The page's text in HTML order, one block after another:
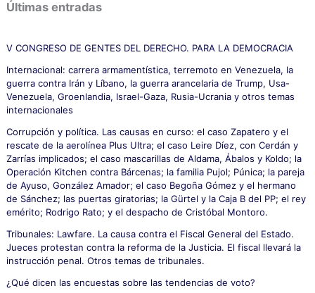
a
p
r
:
Últimas entradas
V CONGRESO DE GENTES DEL DERECHO. PARA LA DEMOCRACIA
Internacional: carrera armamentística, terremoto en Venezuela, la
guerra contra Irán y Líbano, la guerra arancelaria de Trump, Usa-
Venezuela, Groenlandia, Israel-Gaza, Rusia-Ucrania y otros temas
internacionales
Corrupción y política. Las causas en curso: el caso Zapatero y el
rescate de la aerolínea Plus Ultra; el caso Leire Díez, con Cerdán y
Zarrías implicados; el caso mascarillas de Aldama, Ábalos y Koldo; la
Operación Kitchen contra Bárcenas; la familia Pujol; Púnica; la pareja
de Ayuso, González Amador; el caso Begoña Gómez y el hermano
de Sánchez; las puertas giratorias; la Gürtel y la Caja B del PP; el rey
emérito; Rodrigo Rato; y el despacho de Cristóbal Montoro.
Tribunales: Lawfare. La causa contra el Fiscal General del Estado.
Jueces protestan contra la reforma de la Justicia. El fiscal llevará la
instrucción penal. Otros temas de tribunales.
¿Qué dicen las encuestas sobre las tendencias de voto?